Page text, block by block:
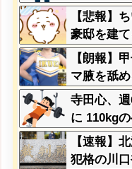
【悲報】
豪邸を建
ｗｗｗｗ
【朗報】
マ腋を舐
寺田心、
に 110kg
露【速報】
犯格の川